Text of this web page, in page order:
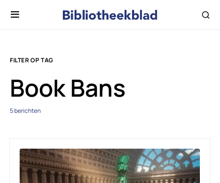
FILTER OP TAG
Book Bans
5 berichten